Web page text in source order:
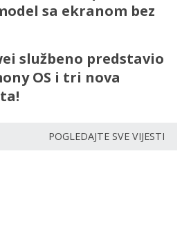
sa ekranom bez
službeno predstavio
OS i tri nova
POGLEDAJTE SVE VIJESTI